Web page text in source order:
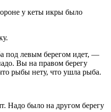
у кеты икры было
под левым берегом идет, —
Вы на правом берегу
рыбы нету, что ушла рыба.
Надо было на другом берегу